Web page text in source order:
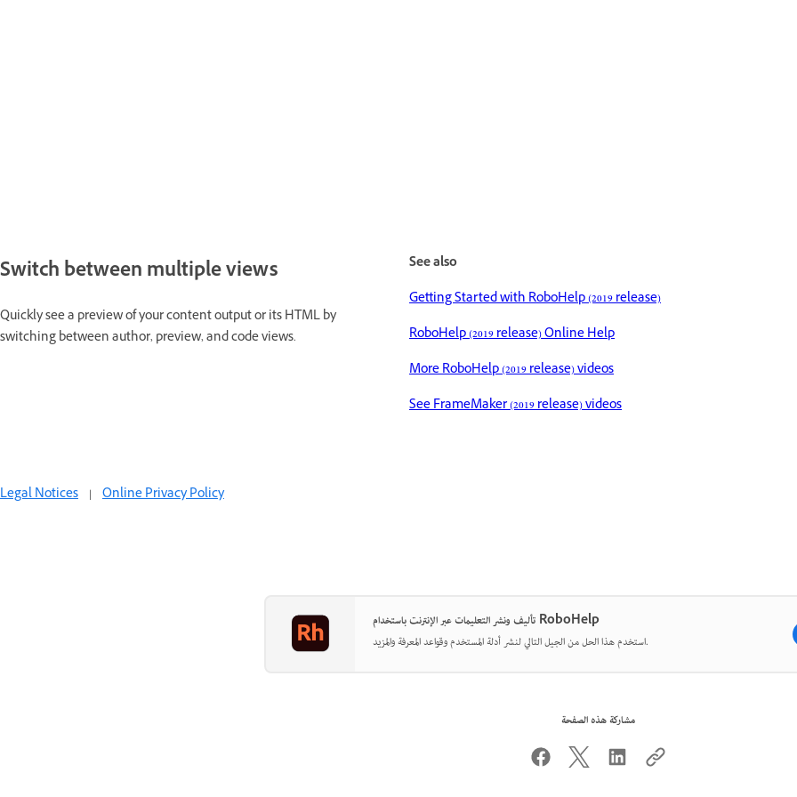
Switch between multiple views
Quickly see a preview of your content output or its HTML by
switching between author, preview, and code views.
See also
Getting Started with RoboHelp (2019 release)
RoboHelp (2019 release) Online Help
More RoboHelp (2019 release) videos
See FrameMaker (2019 release) videos
Legal Notices | Online Privacy Policy
تأليف ونشر التعليمات عبر الإنترنت باستخدام RoboHelp
استخدم هذا الحل من الجيل التالي لنشر أدلة المستخدم وقواعد المعرفة والمزيد.
مشاركة هذه الصفحة